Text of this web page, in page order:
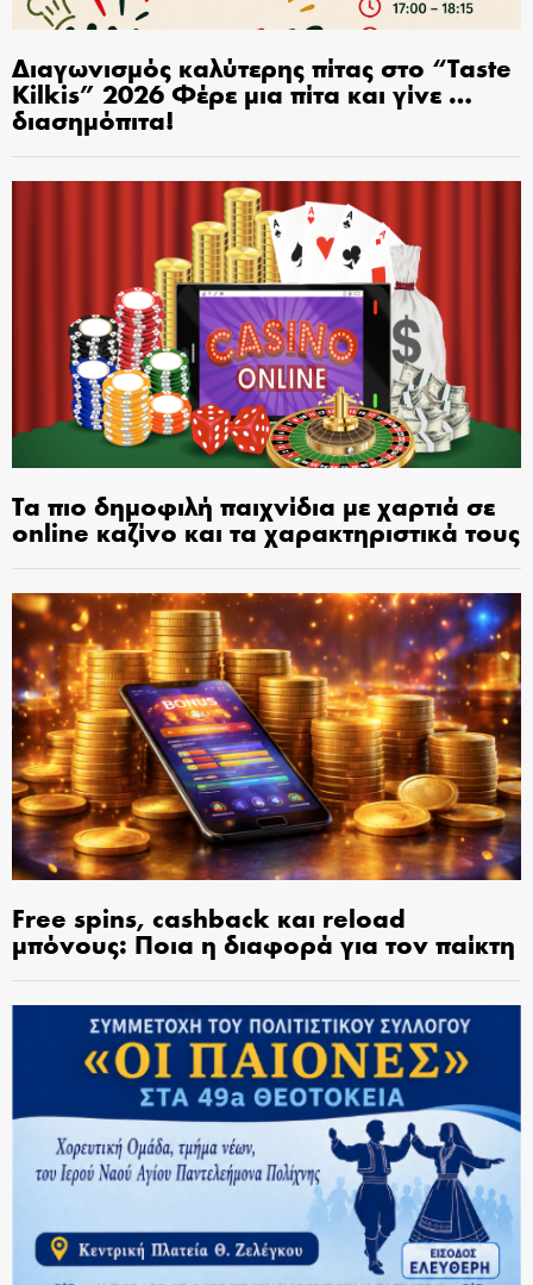
Διαγωνισμός καλύτερης πίτας στο “Taste
Kilkis” 2026 Φέρε μια πίτα και γίνε …
διασημόπιτα!
Τα πιο δημοφιλή παιχνίδια με χαρτιά σε
online καζίνο και τα χαρακτηριστικά τους
Free spins, cashback και reload
μπόνους: Ποια η διαφορά για τον παίκτη